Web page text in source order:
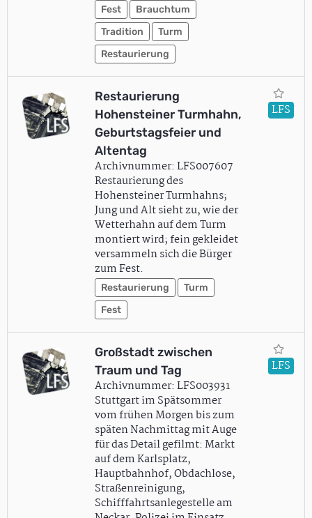
Fest
Brauchtum
Tradition
Turm
Restaurierung
Restaurierung
Hohensteiner Turmhahn,
Geburtstagsfeier und
Altentag
Archivnummer: LFS007607
Restaurierung des
Hohensteiner Turmhahns;
Jung und Alt sieht zu, wie der
Wetterhahn auf dem Turm
montiert wird; fein gekleidet
versammeln sich die Bürger
zum Fest.
Restaurierung
Turm
Fest
LFS
Großstadt zwischen
Traum und Tag
Archivnummer: LFS003931
Stuttgart im Spätsommer
vom frühen Morgen bis zum
späten Nachmittag mit Auge
für das Detail gefilmt: Markt
auf dem Karlsplatz,
Hauptbahnhof, Obdachlose,
Straßenreinigung,
Schifffahrtsanlegestelle am
LFS